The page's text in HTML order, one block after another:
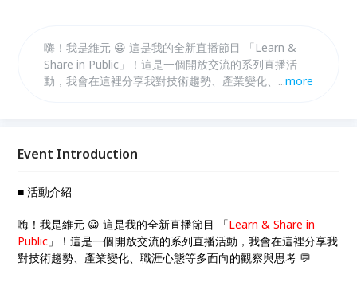
嗨！我是維元 😀 這是我的全新直播節目 「Learn &
Share in Public」！這是一個開放交流的系列直播活
動，我會在這裡分享我對技術趨勢、產業變化、職涯心
...more
Event Introduction
■ 活動介紹
嗨！我是維元 😀 這是我的全新直播節目 「Learn & Share in
Public 」！這是一個開放交流的系列直播活動，我會在這裡分享我
對技術趨勢、產業變化、職涯心態等多面向的觀察與思考 💬